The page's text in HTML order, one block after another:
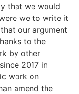
that we would
we to write it
our argument
to the
by other
2017 in
work on
amend the